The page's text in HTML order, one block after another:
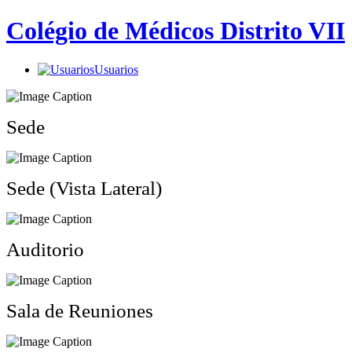
Colégio de Médicos Distrito VII
Usuarios
Sede
Sede (Vista Lateral)
Auditorio
Sala de Reuniones